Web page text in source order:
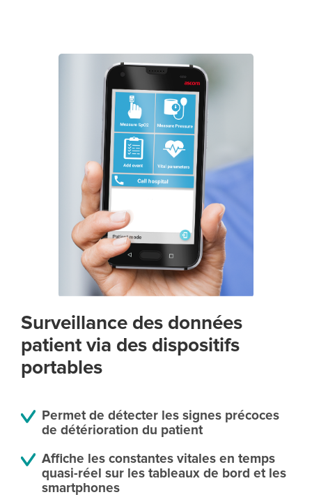
Surveillance des données
patient via des dispositifs
portables
Permet de détecter les signes précoces
de détérioration du patient
Affiche les constantes vitales en temps
quasi-réel sur les tableaux de bord et les
smartphones